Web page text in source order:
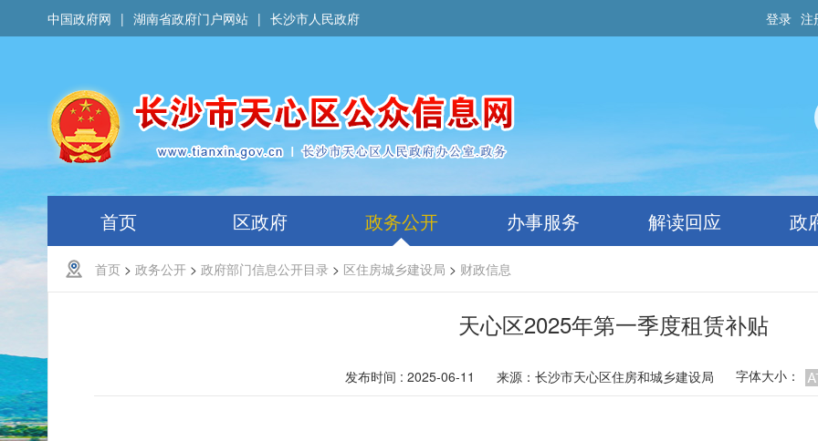
中国政府网 | 湖南省政府门户网站 | 长沙市人民政府 登录 注
首页 区政府 政务公开 办事服务 解读回应 政
首页 > 政务公开 > 政府部门信息公开目录 > 区住房城乡建设局 > 财政信息
天心区2025年第一季度租赁补贴
发布时间 : 2025-06-11 来源： 长沙市天心区住房和城乡建设局 字体大小：